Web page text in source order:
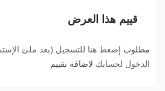
قييم هذا العرض
مطلوب إضغط هنا للتسجيل (بعد ملئ
الدخول لحسابك لاضافة تقييم